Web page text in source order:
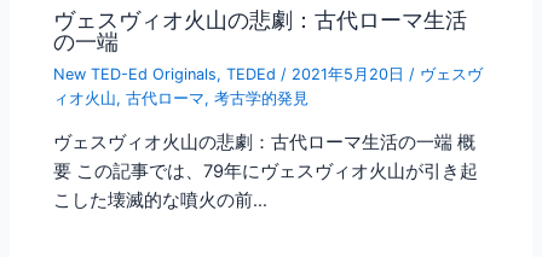
ヴェスヴィオ火山の悲劇：古代ローマ生活
の一端
New TED-Ed Originals,TEDEd / 2021年5月20日 / ヴェスヴ
ィオ火山,古代ローマ,考古学的発見
ヴェスヴィオ火山の悲劇：古代ローマ生活の一端 概
要 この記事では、79年にヴェスヴィオ火山が引き起
こした壊滅的な噴火の前…